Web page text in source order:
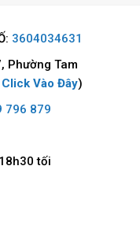
3604034631
Phường Tam
Click Vào Đây)
796 879
tối